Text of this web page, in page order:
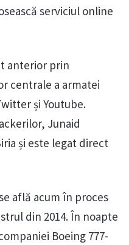
serviciul online
anterior prin
centrale a armatei
și Youtube.
Junaid
și este legat direct
află acum în proces
din 2014. În noapte
Boeing 777-